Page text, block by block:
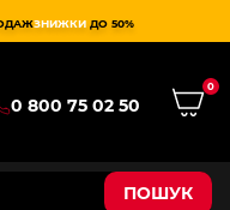
ЗНИЖКИ ДО 50%
0 800 75 02 50
0
ПОШУК